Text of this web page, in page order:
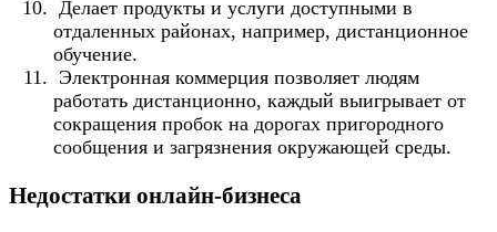
Делает продукты и услуги доступными в
отдаленных районах, например, дистанционное
обучение.
Электронная коммерция позволяет людям
работать дистанционно, каждый выигрывает от
сокращения пробок на дорогах пригородного
сообщения и загрязнения окружающей среды.
Недостатки онлайн-бизнеса